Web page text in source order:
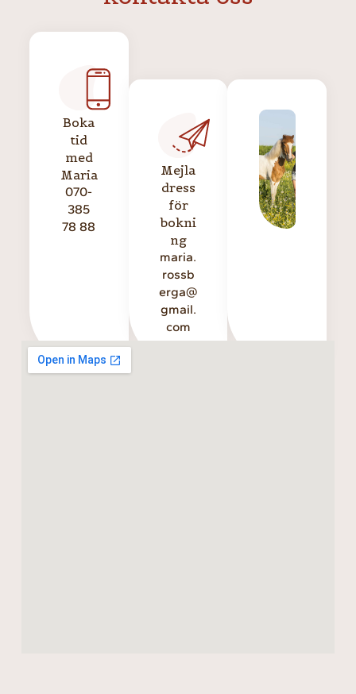
Boka
tid
med
Maria
070-
385
78 88
Mejla
dress
för
bokni
ng
maria.
rossb
erga@
gmail.
com